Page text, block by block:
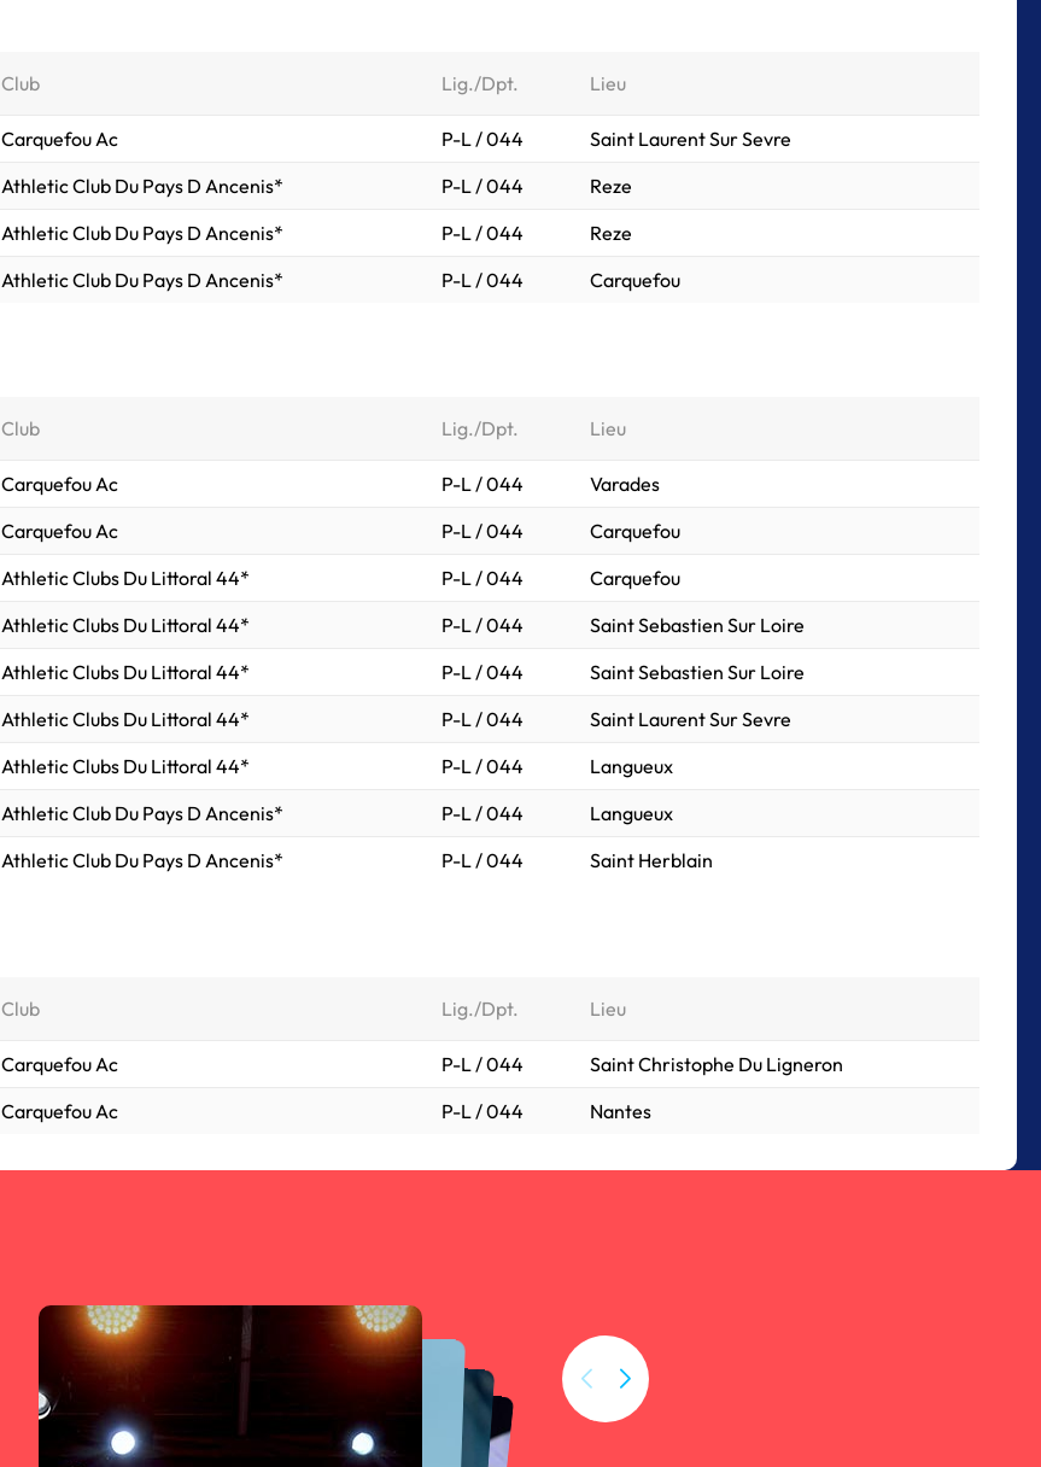
Club Lig./Dpt. Lieu
Carquefou Ac P-L / 044
Saint Laurent Sur Sevre
Athletic Club Du Pays D Ancenis* P-L / 044
Reze
Athletic Club Du Pays D Ancenis* P-L / 044
Reze
Athletic Club Du Pays D Ancenis* P-L / 044 Carquefou
Club Lig./Dpt. Lieu
Carquefou Ac P-L / 044
Varades
Carquefou Ac P-L / 044
Carquefou
Athletic Clubs Du Littoral 44* P-L / 044
Carquefou
Athletic Clubs Du Littoral 44* P-L / 044
Saint Sebastien Sur Loire
Athletic Clubs Du Littoral 44* P-L / 044
Saint Sebastien Sur Loire
Athletic Clubs Du Littoral 44* P-L / 044
Saint Laurent Sur Sevre
Athletic Clubs Du Littoral 44* P-L / 044
Langueux
Athletic Club Du Pays D Ancenis* P-L / 044
Langueux
Athletic Club Du Pays D Ancenis* P-L / 044 Saint Herblain
Club Lig./Dpt. Lieu
Carquefou Ac P-L / 044
Saint Christophe Du Ligneron
Carquefou Ac P-L / 044 Nantes